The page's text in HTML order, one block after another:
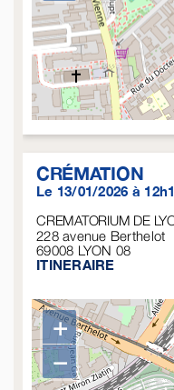
CRÉMATION
Le 13/01/2026 à
CREMATORIUM DE
228 avenue Berthelot
69008 LYON 08
ITINERAIRE
+
−